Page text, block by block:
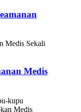
Medis